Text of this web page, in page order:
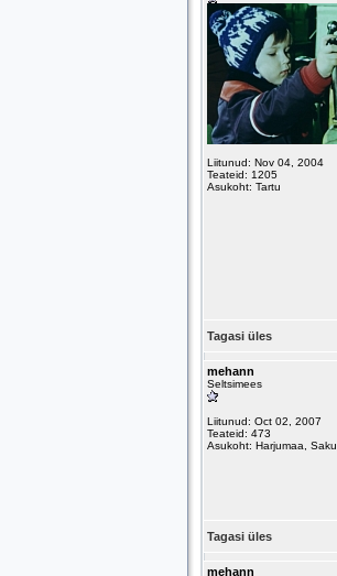
Liitunud: Nov 04, 2004
Teateid: 1205
Asukoht: Tartu
Tagasi üles
mehann
Seltsimees
Liitunud: Oct 02, 2007
Teateid: 473
Asukoht: Harjumaa, Saku
Tagasi üles
mehann